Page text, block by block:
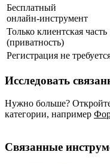
Бесплатный
онлайн‑инструмент
Только клиентская часть
(приватность)
Регистрация не
Исследовать
Нужно больше?
категории, например
Связанные